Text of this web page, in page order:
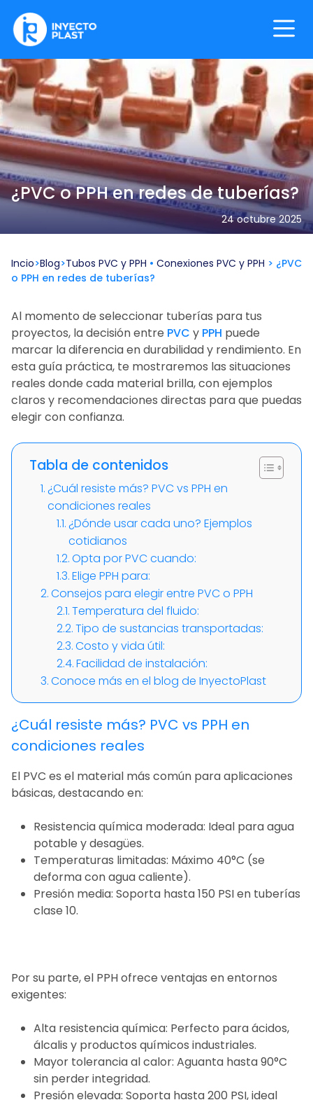
content
InyectoPlast
¿PVC o PPH en redes de tuberías?
24 octubre 2025
Incio>Blog>Tubos PVC y PPH • Conexiones PVC y PPH > ¿PVC
o PPH en redes de tuberías?
Al momento de seleccionar tuberías para tus
proyectos, la decisión entre PVC y PPH puede
marcar la diferencia en durabilidad y rendimiento. En
esta guía práctica, te mostraremos las situaciones
reales donde cada material brilla, con ejemplos
claros y recomendaciones directas para que puedas
elegir con confianza.
Tabla de contenidos
¿Cuál resiste más? PVC vs PPH en
condiciones reales
¿Dónde usar cada uno? Ejemplos
cotidianos
Opta por PVC cuando:
Elige PPH para:
Consejos para elegir entre PVC o PPH
Temperatura del fluido:
Tipo de sustancias transportadas:
Costo y vida útil:
Facilidad de instalación:
Conoce más en el blog de InyectoPlast
¿Cuál resiste más? PVC vs PPH en
condiciones reales
El PVC es el material más común para aplicaciones
básicas, destacando en:
Resistencia química moderada: Ideal para agua
potable y desagües.
Temperaturas limitadas: Máximo 40°C (se
deforma con agua caliente).
Presión media: Soporta hasta 150 PSI en tuberías
clase 10.
Por su parte, el PPH ofrece ventajas en entornos
exigentes:
Alta resistencia química: Perfecto para ácidos,
álcalis y productos químicos industriales.
Mayor tolerancia al calor: Aguanta hasta 90°C
sin perder integridad.
Presión elevada: Soporta hasta 200 PSI, ideal